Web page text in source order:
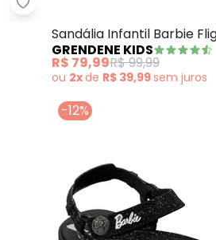
Molekinha - Sandália
Sandália Infantil Barbie
GRENDENE KIDS
R$ 79,99R$ 99,99
ou 2xde R$ 39,99sem juros
-12%